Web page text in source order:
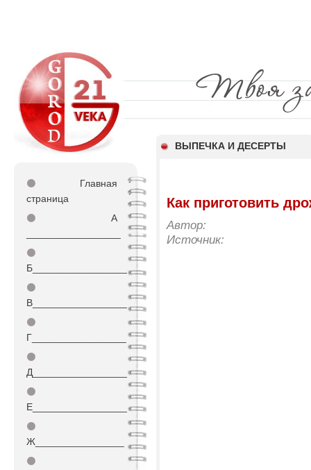
ВЫПЕЧКА И ДЕСЕРТЫ
⚫
Главная
страница
⚫
А
⚫
Б_________________
⚫
В_________________
⚫
Г_________________
⚫
Д_________________
⚫
Е_________________
⚫
Ж________________
⚫
Как приготовить
Автор:
Источник: